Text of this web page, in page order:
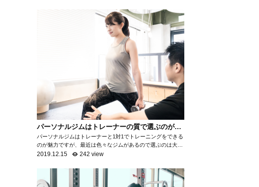
パーソナルジムはトレーナーの質で選ぶのがお
すすめ！
パーソナルジムはトレーナーと1対1でトレーニングをできる
のが魅力ですが、最近は色々なジムがあるので選ぶのは大変
ですよね。パーソナルジムで満足ができるところを選ぶため
2019.12.15 242 view